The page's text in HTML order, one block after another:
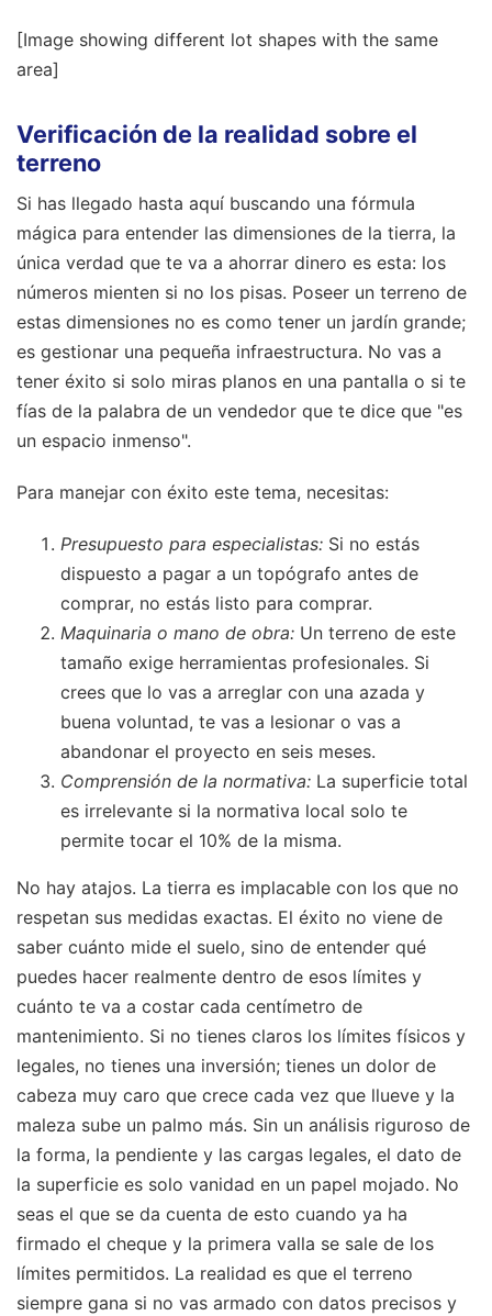
[Image showing different lot shapes with the same
area]
Verificación de la realidad sobre el
terreno
Si has llegado hasta aquí buscando una fórmula
mágica para entender las dimensiones de la tierra, la
única verdad que te va a ahorrar dinero es esta: los
números mienten si no los pisas. Poseer un terreno de
estas dimensiones no es como tener un jardín grande;
es gestionar una pequeña infraestructura. No vas a
tener éxito si solo miras planos en una pantalla o si te
fías de la palabra de un vendedor que te dice que "es
un espacio inmenso".
Para manejar con éxito este tema, necesitas:
Presupuesto para especialistas: Si no estás
dispuesto a pagar a un topógrafo antes de
comprar, no estás listo para comprar.
Maquinaria o mano de obra: Un terreno de este
tamaño exige herramientas profesionales. Si
crees que lo vas a arreglar con una azada y
buena voluntad, te vas a lesionar o vas a
abandonar el proyecto en seis meses.
Comprensión de la normativa: La superficie total
es irrelevante si la normativa local solo te
permite tocar el 10% de la misma.
No hay atajos. La tierra es implacable con los que no
respetan sus medidas exactas. El éxito no viene de
saber cuánto mide el suelo, sino de entender qué
puedes hacer realmente dentro de esos límites y
cuánto te va a costar cada centímetro de
mantenimiento. Si no tienes claros los límites físicos y
legales, no tienes una inversión; tienes un dolor de
cabeza muy caro que crece cada vez que llueve y la
maleza sube un palmo más. Sin un análisis riguroso de
la forma, la pendiente y las cargas legales, el dato de
la superficie es solo vanidad en un papel mojado. No
seas el que se da cuenta de esto cuando ya ha
firmado el cheque y la primera valla se sale de los
límites permitidos. La realidad es que el terreno
siempre gana si no vas armado con datos precisos y